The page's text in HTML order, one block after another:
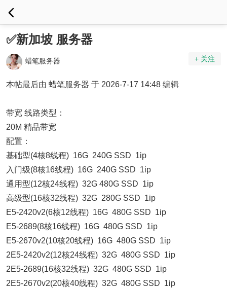
✅新加坡 服务器
蜡笔服务器 + 关注
本帖最后由 蜡笔服务器 于 2026-7-17 14:48 编辑
带宽 线路类型：
20M 精品带宽
配置：
基础型(4核8线程) 16G 240G SSD 1ip
入门级(8核16线程) 16G 240G SSD 1ip
通用型(12核24线程) 32G 480G SSD 1ip
高级型(16核32线程) 32G 280G SSD 1ip
E5-2420v2(6核12线程) 16G 480G SSD 1ip
E5-2689(8核16线程) 16G 480G SSD 1ip
E5-2670v2(10核20线程) 16G 480G SSD 1ip
2E5-2420v2(12核24线程) 32G 480G SSD 1ip
2E5-2689(16核32线程) 32G 480G SSD 1ip
2E5-2670v2(20核40线程) 32G 480G SSD 1ip